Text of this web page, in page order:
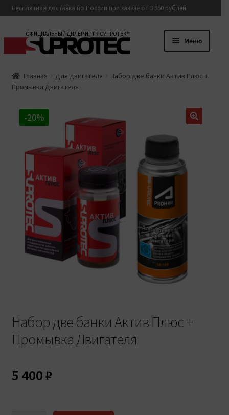
Бесплатная доставка по России при заказе от 3 950 рублей
Перейти
Перейти
ОФИЦИАЛЬНЫЙ ДИЛЕР НПТК СУПРОТЕК™
Меню
Каталог
Контакты
8 800 500-93-81
Главная Для двигателя
Набор две банки Актив Плюс +
Промывка Двигателя
-20%
Набор две банки Актив Плюс +
Промывка Двигателя
5 400₽